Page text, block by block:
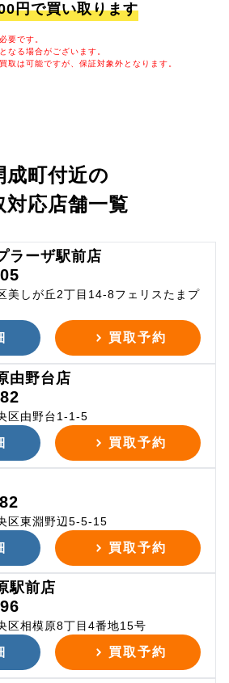
円で買い取ります
要です。
なる場合がございます。
取は可能ですが、保証対象外となります。
成町付近の
対応店舗一覧
ラーザ駅前店
美しが丘2丁目14-8フェリスたまプ
買取予約
由野台店
区由野台1-1-5
買取予約
区東淵野辺5-5-15
買取予約
駅前店
区相模原8丁目4番地15号
買取予約